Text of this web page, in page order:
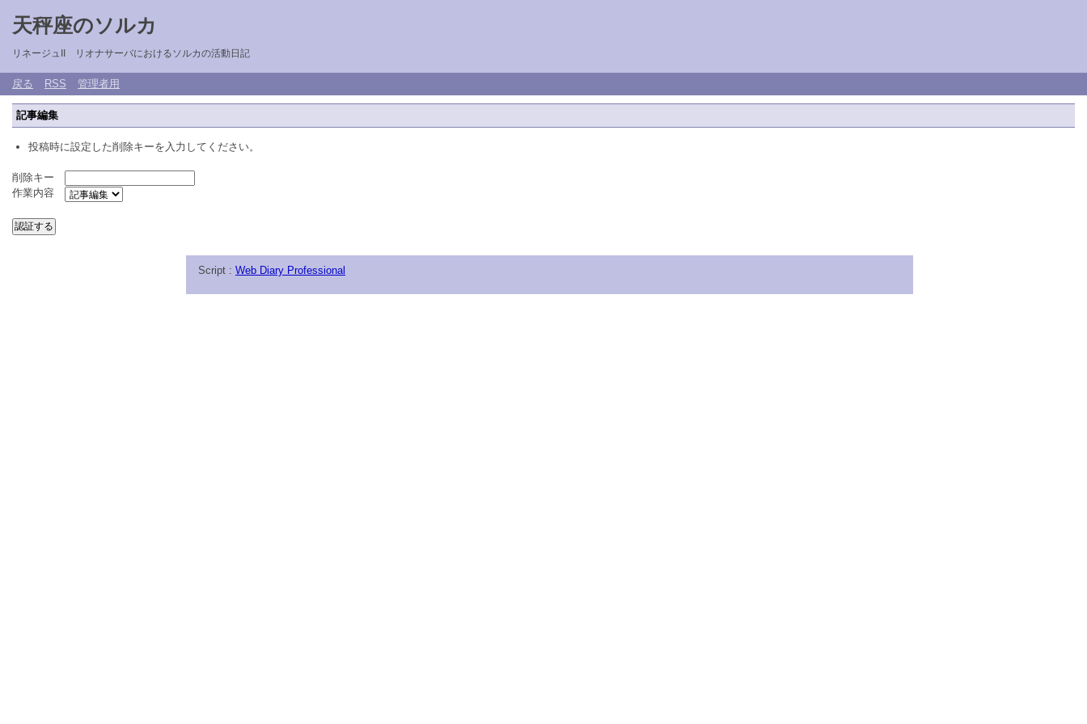
天秤座のソルカ
リネージュII リオナサーバにおけるソルカの活動日記
戻る RSS 管理者用
記事編集
投稿時に設定した削除キーを入力してください。
削除キー
作業内容
Script : Web Diary Professional